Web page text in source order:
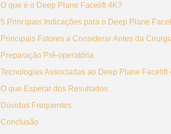
O que é o Deep Plane Facelift 4K?
5 Principais Indicações para o Deep Plane
Principais Fatores a Considerar Antes da
Preparação Pré-operatória
Tecnologias Associadas ao Deep Plane Facelift
O que Esperar dos Resultados
Dúvidas Frequentes
Conclusão